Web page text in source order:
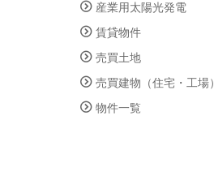
産業用太陽光発電
賃貸物件
売買土地
売買建物（住宅・工場）
物件一覧